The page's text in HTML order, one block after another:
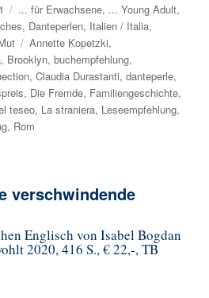
Kategorien
... für Erwachsene, ... Young Adult,
, Danteperlen, Italien / Italia,
Schlagwörter
Annette Kopetzki,
, Brooklyn,buchempfehlung,
,Claudia Durastanti,danteperle,
, Die Fremde, Familiengeschichte,
teseo, La straniera, Leseempfehlung,
, Rom
verschwindende
Englisch von Isabel Bogdan
2020, 416 S., € 22,-, TB